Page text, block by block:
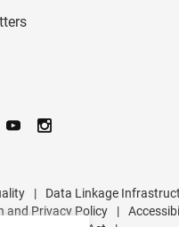
| Data Linkage
and Privacy Policy
|